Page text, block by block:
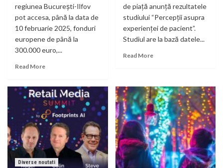
regiunea București-Ilfov
pot accesa, până la data de
10 februarie 2025, fonduri
europene de până la
300.000 euro,...
Read More
de piață anunță rezultatele
studiului “Percepții asupra
experienței de pacient”.
Studiul are la bază datele...
Read More
Diverse noutati